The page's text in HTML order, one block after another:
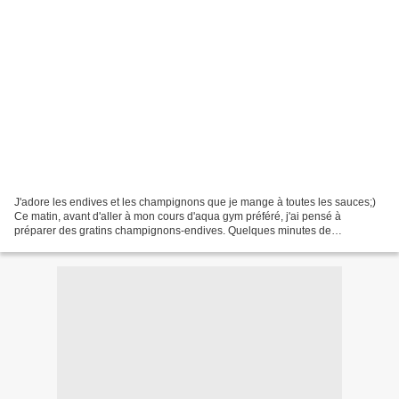
J'adore les endives et les champignons que je mange à toutes les sauces;)
Ce matin, avant d'aller à mon cours d'aqua gym préféré, j'ai pensé à
préparer des gratins champignons-endives. Quelques minutes de